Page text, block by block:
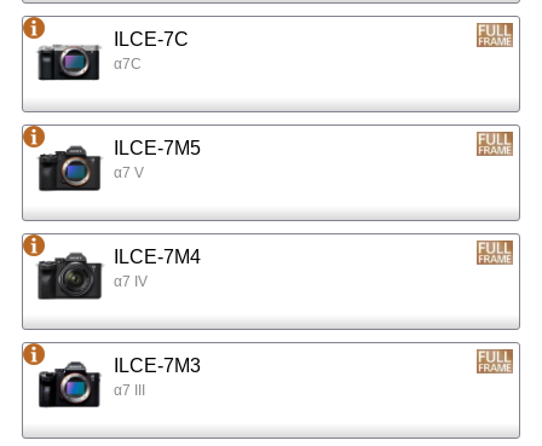
ILCE-7C
α7C
ILCE-7M5
α7 V
ILCE-7M4
α7 IV
ILCE-7M3
α7 III